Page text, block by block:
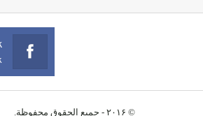
© ۲۰۱۶ - جميع الحقوق محفوظة.